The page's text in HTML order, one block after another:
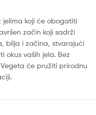
koji će obogatiti
začin koji sadrži
bilja i začina, stvarajući
okus vaših jela. Bez
će pružiti prirodnu